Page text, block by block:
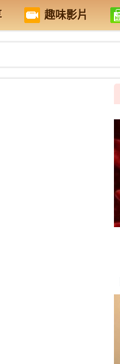
趣味影片